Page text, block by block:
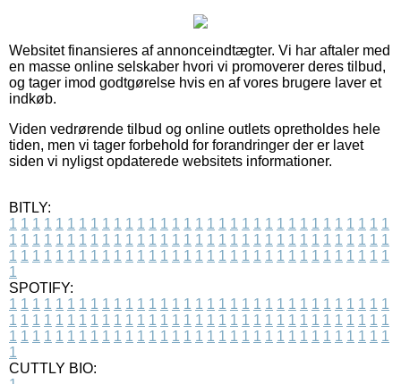
Websitet finansieres af annonceindtægter. Vi har aftaler med
en masse online selskaber hvori vi promoverer deres tilbud,
og tager imod godtgørelse hvis en af vores brugere laver et
indkøb.
Viden vedrørende tilbud og online outlets opretholdes hele
tiden, men vi tager forbehold for forandringer der er lavet
siden vi nyligst opdaterede websitets informationer.
BITLY:
1 1 1 1 1 1 1 1 1 1 1 1 1 1 1 1 1 1 1 1 1 1 1 1 1 1 1 1 1 1 1 1 1
1 1 1 1 1 1 1 1 1 1 1 1 1 1 1 1 1 1 1 1 1 1 1 1 1 1 1 1 1 1 1 1 1
1 1 1 1 1 1 1 1 1 1 1 1 1 1 1 1 1 1 1 1 1 1 1 1 1 1 1 1 1 1 1 1 1
1
SPOTIFY:
1 1 1 1 1 1 1 1 1 1 1 1 1 1 1 1 1 1 1 1 1 1 1 1 1 1 1 1 1 1 1 1 1
1 1 1 1 1 1 1 1 1 1 1 1 1 1 1 1 1 1 1 1 1 1 1 1 1 1 1 1 1 1 1 1 1
1 1 1 1 1 1 1 1 1 1 1 1 1 1 1 1 1 1 1 1 1 1 1 1 1 1 1 1 1 1 1 1 1
1
CUTTLY BIO: